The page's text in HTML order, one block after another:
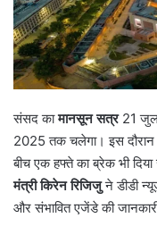
संसद कामानसून सत्र21
2025 तक चलेगा। इस
बीच एक हफ्ते का ब्रेक भी
मंत्री किरेन रिजिजुने डीडी
और संभावित एजेंडे की